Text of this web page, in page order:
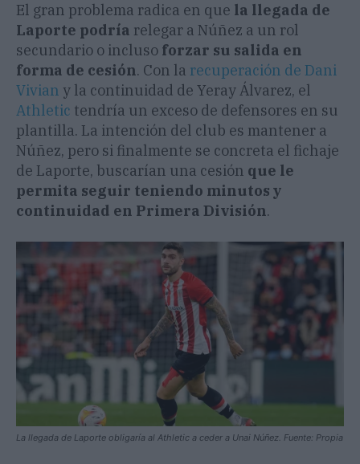
El gran problema radica en que la llegada de
Laporte podría relegar a Núñez a un rol
secundario o incluso forzar su salida en
forma de cesión. Con la recuperación de Dani
Vivian y la continuidad de Yeray Álvarez, el
Athletic tendría un exceso de defensores en su
plantilla. La intención del club es mantener a
Núñez, pero si finalmente se concreta el fichaje
de Laporte, buscarían una cesión que le
permita seguir teniendo minutos y
continuidad en Primera División.
La llegada de Laporte obligaría al Athletic a ceder a Unai Núñez. Fuente: Propia